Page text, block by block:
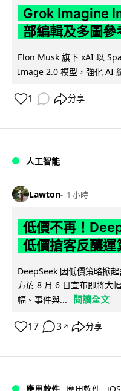
Grok Imagine
部編輯及多圖參
Elon Musk 旗下 xAI 以
Image 2.0 模型，強化 AI
1 分享
人工智能
Lawton 1 小時
低價不再！
低價搶客反釀運
DeepSeek 因低價策略掀
方於 8 月 6 日宣布即將大
幅。事件與...
閱讀全文
17 3 ↗ 分享